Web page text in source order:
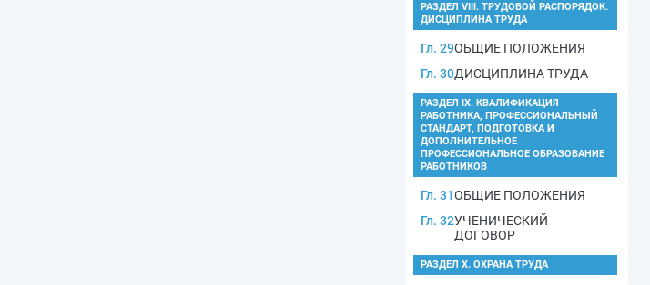
РАЗДЕЛ VIII. ТРУДОВОЙ РАСПОРЯДОК.
ДИСЦИПЛИНА ТРУДА
Гл. 29ОБЩИЕ ПОЛОЖЕНИЯ
Гл. 30ДИСЦИПЛИНА ТРУДА
РАЗДЕЛ IX. КВАЛИФИКАЦИЯ
РАБОТНИКА, ПРОФЕССИОНАЛЬНЫЙ
СТАНДАРТ, ПОДГОТОВКА И
ДОПОЛНИТЕЛЬНОЕ
ПРОФЕССИОНАЛЬНОЕ ОБРАЗОВАНИЕ
РАБОТНИКОВ
Гл. 31ОБЩИЕ ПОЛОЖЕНИЯ
Гл. 32УЧЕНИЧЕСКИЙ
ДОГОВОР
РАЗДЕЛ X. ОХРАНА ТРУДА